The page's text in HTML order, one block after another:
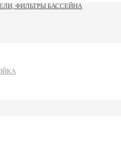
ФИЛЬТРЫ БАССЕЙНА